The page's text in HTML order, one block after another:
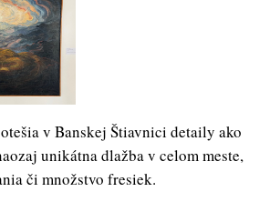
v Banskej Štiavnici detaily ako
unikátna dlažba v celom meste,
či množstvo fresiek.